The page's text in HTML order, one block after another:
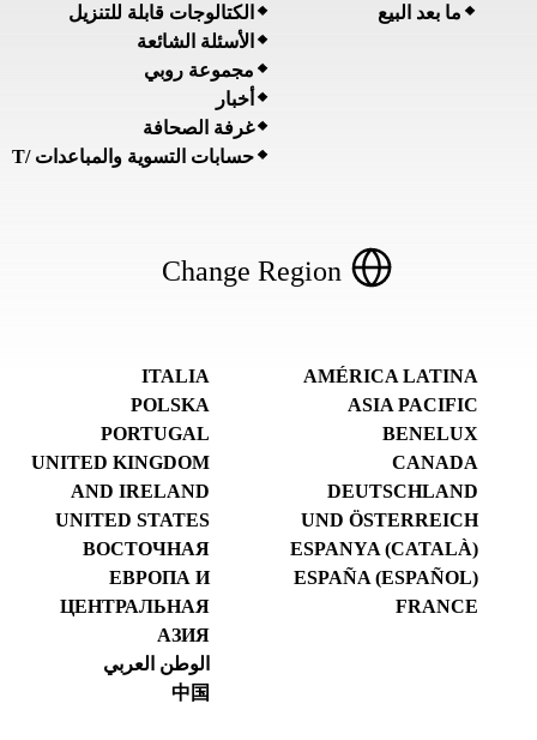
ما بعد البيع
الكتالوجات قابلة للتنزيل
الأسئلة الشائعة
مجموعة روبي
أخبار
غرفة الصحافة
حسابات التسوية والمباعدات /T
Change Region
AMÉRICA LATINA
ASIA PACIFIC
BENELUX
CANADA
DEUTSCHLAND
UND ÖSTERREICH
ESPANYA (CATALÀ)
ESPAÑA (ESPAÑOL)
FRANCE
ITALIA
POLSKA
PORTUGAL
UNITED KINGDOM
AND IRELAND
UNITED STATES
ВОСТОЧНАЯ
ЕВРОПА И
ЦЕНТРАЛЬНАЯ
АЗИЯ
الوطن العربي
中国